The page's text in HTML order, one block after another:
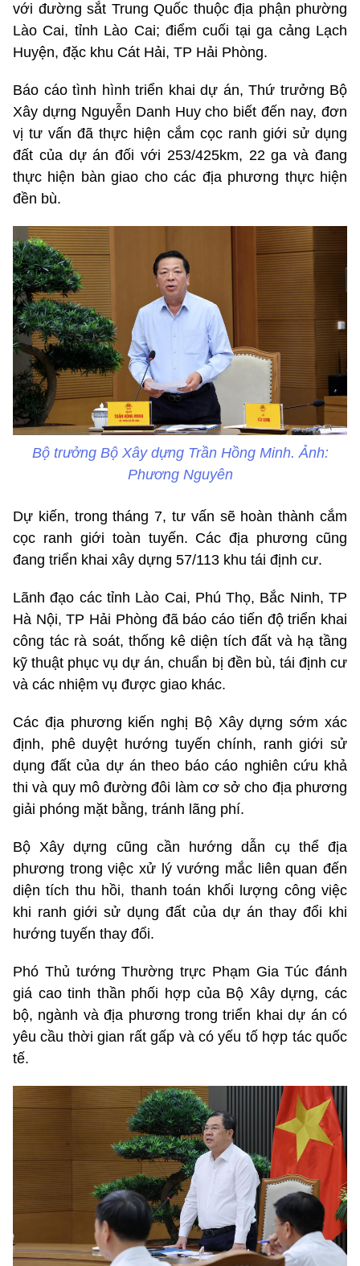
với đường sắt Trung Quốc thuộc địa phận phường
Lào Cai, tỉnh Lào Cai; điểm cuối tại ga cảng Lạch
Huyện, đặc khu Cát Hải, TP Hải Phòng.
Báo cáo tình hình triển khai dự án, Thứ trưởng Bộ
Xây dựng Nguyễn Danh Huy cho biết đến nay, đơn
vị tư vấn đã thực hiện cắm cọc ranh giới sử dụng
đất của dự án đối với 253/425km, 22 ga và đang
thực hiện bàn giao cho các địa phương thực hiện
đền bù.
Bộ trưởng Bộ Xây dựng Trần Hồng Minh. Ảnh:
Phương Nguyên
Dự kiến, trong tháng 7, tư vấn sẽ hoàn thành cắm
cọc ranh giới toàn tuyến. Các địa phương cũng
đang triển khai xây dựng 57/113 khu tái định cư.
Lãnh đạo các tỉnh Lào Cai, Phú Thọ, Bắc Ninh, TP
Hà Nội, TP Hải Phòng đã báo cáo tiến độ triển khai
công tác rà soát, thống kê diện tích đất và hạ tầng
kỹ thuật phục vụ dự án, chuẩn bị đền bù, tái định cư
và các nhiệm vụ được giao khác.
Các địa phương kiến nghị Bộ Xây dựng sớm xác
định, phê duyệt hướng tuyến chính, ranh giới sử
dụng đất của dự án theo báo cáo nghiên cứu khả
thi và quy mô đường đôi làm cơ sở cho địa phương
giải phóng mặt bằng, tránh lãng phí.
Bộ Xây dựng cũng cần hướng dẫn cụ thể địa
phương trong việc xử lý vướng mắc liên quan đến
diện tích thu hồi, thanh toán khối lượng công việc
khi ranh giới sử dụng đất của dự án thay đổi khi
hướng tuyến thay đổi.
Phó Thủ tướng Thường trực Phạm Gia Túc đánh
giá cao tinh thần phối hợp của Bộ Xây dựng, các
bộ, ngành và địa phương trong triển khai dự án có
yêu cầu thời gian rất gấp và có yếu tố hợp tác quốc
tế.